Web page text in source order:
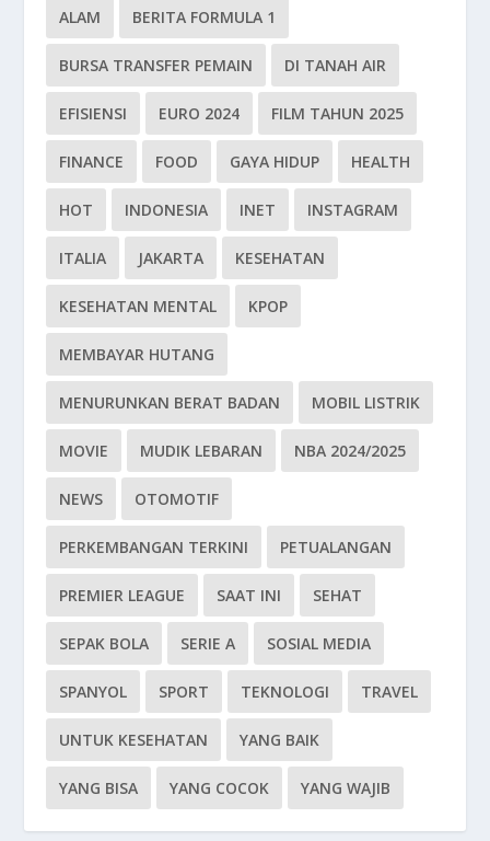
ALAM BERITA FORMULA 1
BURSA TRANSFER PEMAIN DI TANAH AIR
EFISIENSI EURO 2024 FILM TAHUN 2025
FINANCE FOOD GAYA HIDUP HEALTH
HOT INDONESIA INET INSTAGRAM
ITALIA JAKARTA KESEHATAN
KESEHATAN MENTAL KPOP
MEMBAYAR HUTANG
MENURUNKAN BERAT BADAN MOBIL LISTRIK
MOVIE MUDIK LEBARAN NBA 2024/2025
NEWS OTOMOTIF
PERKEMBANGAN TERKINI PETUALANGAN
PREMIER LEAGUE SAAT INI SEHAT
SEPAK BOLA SERIE A SOSIAL MEDIA
SPANYOL SPORT TEKNOLOGI TRAVEL
UNTUK KESEHATAN YANG BAIK
YANG BISA YANG COCOK YANG WAJIB